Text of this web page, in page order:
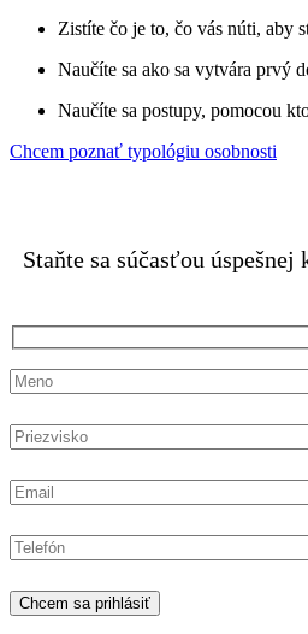
Zistíte čo je to, čo vás núti, aby
Naučíte sa ako sa vytvára prvý
Naučíte sa postupy, pomocou
Chcem poznať typológiu osobnosti
Staňte sa súčasťou